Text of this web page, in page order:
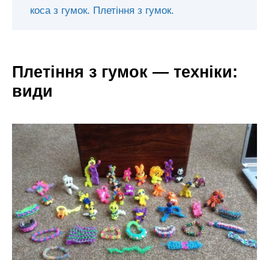
коса з гумок. Плетіння з гумок.
Плетіння з гумок — техніки:
види